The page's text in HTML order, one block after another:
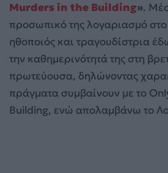
Murders in the Building».
προσωπικό της λογαριασμό
ηθοποιός και τραγουδίστρια
την καθημερινότητά της στη
πρωτεύουσα, δηλώνοντας
πράγματα συμβαίνουν με το
Building, ενώ απολαμβάνω το